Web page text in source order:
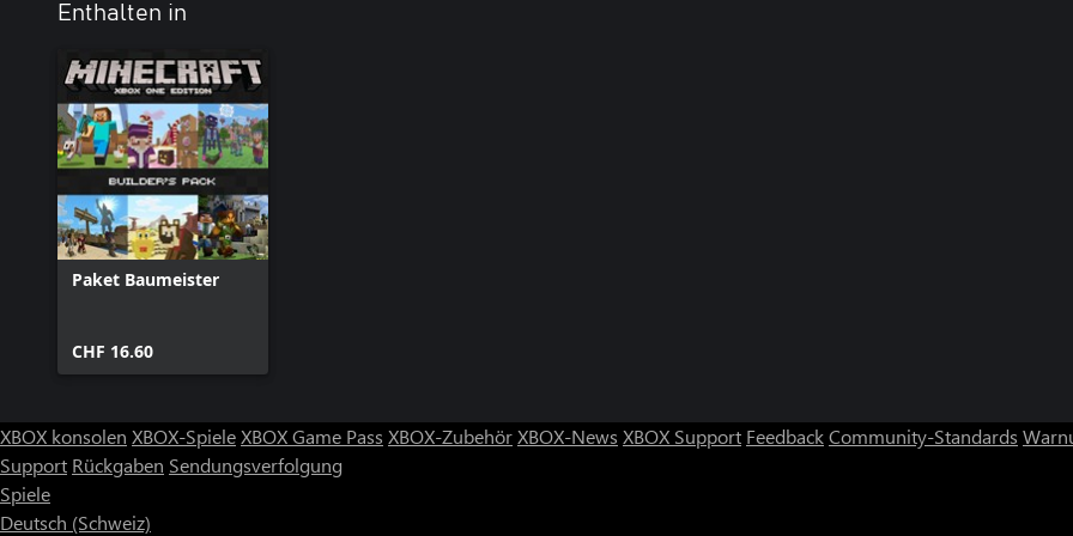
Enthalten in
Paket Baumeister
CHF 16.60
XBOX konsolen XBOX-SpieleXBOX Game Pass XBOX-ZubehörXBOX-News XBOX Support FeedbackCommunity-Standards
Support Rückgaben Sendungsverfolgung
Spiele
Deutsch (Schweiz)